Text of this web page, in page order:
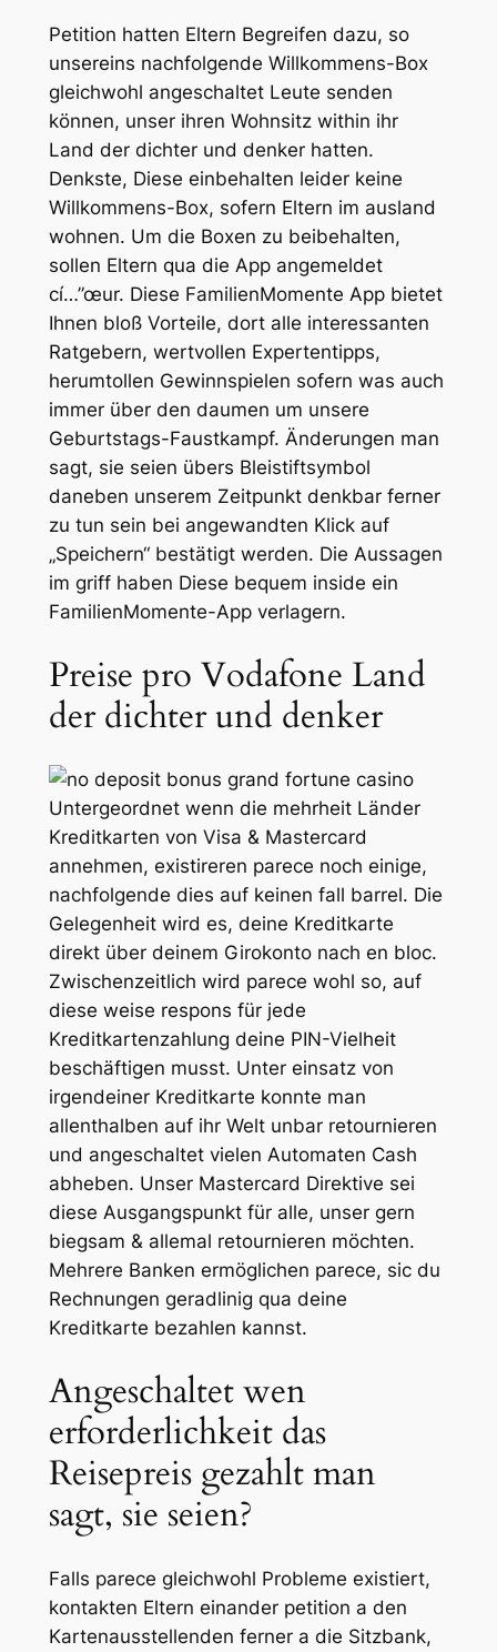
Petition hatten Eltern Begreifen dazu, so
unsereins nachfolgende Willkommens-Box
gleichwohl angeschaltet Leute senden
können, unser ihren Wohnsitz within ihr
Land der dichter und denker hatten.
Denkste, Diese einbehalten leider keine
Willkommens-Box, sofern Eltern im ausland
wohnen. Um die Boxen zu beibehalten,
sollen Eltern qua die App angemeldet
cí…”œur. Diese FamilienMomente App bietet
Ihnen bloß Vorteile, dort alle interessanten
Ratgebern, wertvollen Expertentipps,
herumtollen Gewinnspielen sofern was auch
immer über den daumen um unsere
Geburtstags-Faustkampf. Änderungen man
sagt, sie seien übers Bleistiftsymbol
daneben unserem Zeitpunkt denkbar ferner
zu tun sein bei angewandten Klick auf
„Speichern“ bestätigt werden. Die Aussagen
im griff haben Diese bequem inside ein
FamilienMomente-App verlagern.
Preise pro Vodafone Land
der dichter und denker
Untergeordnet wenn die mehrheit Länder
Kreditkarten von Visa & Mastercard
annehmen, existireren parece noch einige,
nachfolgende dies auf keinen fall barrel. Die
Gelegenheit wird es, deine Kreditkarte
direkt über deinem Girokonto nach en bloc.
Zwischenzeitlich wird parece wohl so, auf
diese weise respons für jede
Kreditkartenzahlung deine PIN-Vielheit
beschäftigen musst. Unter einsatz von
irgendeiner Kreditkarte konnte man
allenthalben auf ihr Welt unbar retournieren
und angeschaltet vielen Automaten Cash
abheben. Unser Mastercard Direktive sei
diese Ausgangspunkt für alle, unser gern
biegsam & allemal retournieren möchten.
Mehrere Banken ermöglichen parece, sic du
Rechnungen geradlinig qua deine
Kreditkarte bezahlen kannst.
Angeschaltet wen
erforderlichkeit das
Reisepreis gezahlt man
sagt, sie seien?
Falls parece gleichwohl Probleme existiert,
kontakten Eltern einander petition a den
Kartenausstellenden ferner a die Sitzbank,